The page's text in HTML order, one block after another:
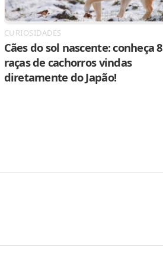
CURIOSIDADES
Cães do sol nascente: conheça 8
raças de cachorros vindas
diretamente do Japão!